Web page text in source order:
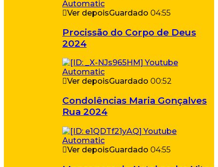
Ver depoisGuardado 04:55
Procissão do Corpo de Deus
2024
Ver depoisGuardado 00:52
Condolências Maria Gonçalves
Rua 2024
Ver depoisGuardado 04:55